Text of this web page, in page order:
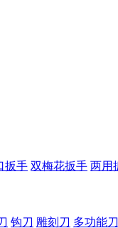
扳手 双梅花扳手 两用
钩刀 雕刻刀 多功能刀